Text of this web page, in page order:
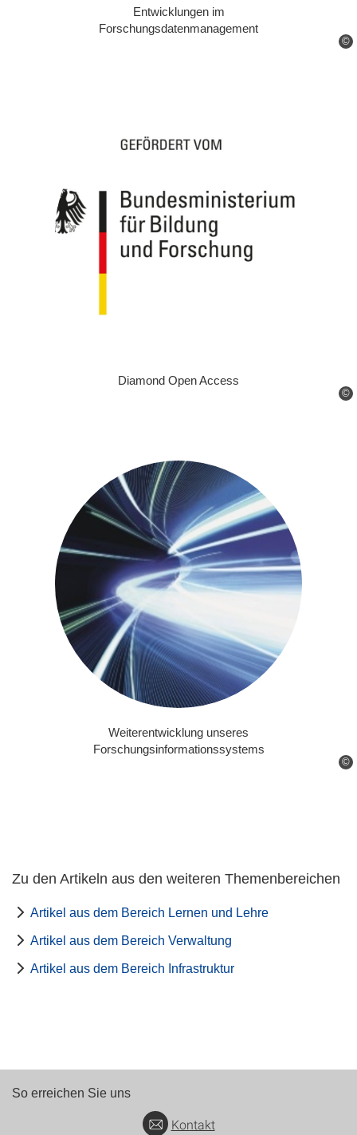
©
Entwicklungen im
Forschungsdatenmanagement
©
Diamond Open Access
©
Weiterentwicklung unseres
Forschungsinformationssystems
Zu den Artikeln aus den weiteren Themenbereichen
Artikel aus dem Bereich Lernen und Lehre
Artikel aus dem Bereich Verwaltung
Artikel aus dem Bereich Infrastruktur
So erreichen Sie uns
Kontakt